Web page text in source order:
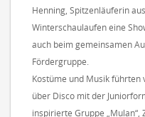
Henning, Spitzenläuferin
Winterschaulaufen eine
auch beim gemeinsamen
Fördergruppe.
Kostüme und Musik führten
über Disco mit der
inspirierte Gruppe